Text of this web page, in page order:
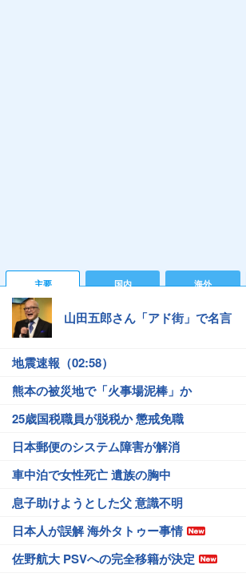
主要 国内 海外
山田五郎さん「アド街」で名言
地震速報（02:58）
熊本の被災地で「火事場泥棒」か
25歳国税職員が脱税か 懲戒免職
日本郵便のシステム障害が解消
車中泊で女性死亡 遺族の胸中
息子助けようとした父 意識不明
日本人が誤解 海外タトゥー事情
佐野航大 PSVへの完全移籍が決定